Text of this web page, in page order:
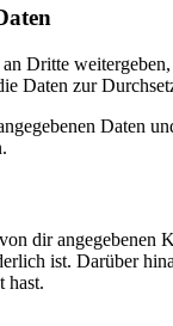
Dritte
Daten zur
Daten
dir angegebenen
ist. Darüber
hast.